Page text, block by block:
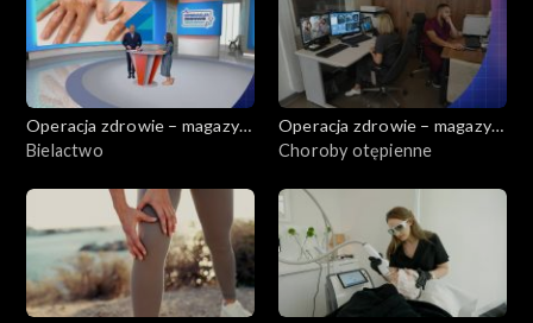
Operacja zdrowie – magazyn
medyczny
Bielactwo
Operacja zdrowie – magazyn
medyczny
Choroby otępienne